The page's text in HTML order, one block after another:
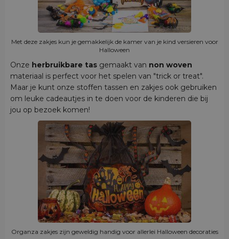
Met deze zakjes kun je gemakkelijk de kamer van je kind versieren voor
Halloween
Onze herbruikbare tas gemaakt van non woven
materiaal is perfect voor het spelen van "trick or treat".
Maar je kunt onze stoffen tassen en zakjes ook gebruiken
om leuke cadeautjes in te doen voor de kinderen die bij
jou op bezoek komen!
Organza zakjes zijn geweldig handig voor allerlei Halloween decoraties